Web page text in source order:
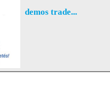
demos trade...